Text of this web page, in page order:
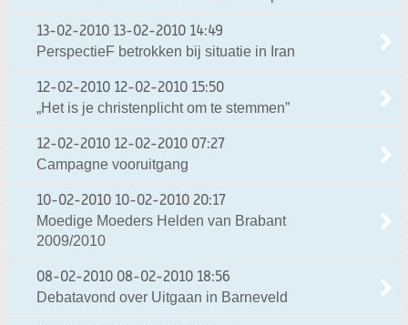
13-02-2010 13-02-2010 14:49
PerspectieF betrokken bij situatie in Iran
12-02-2010 12-02-2010 15:50
„Het is je christenplicht om te stemmen”
12-02-2010 12-02-2010 07:27
Campagne vooruitgang
10-02-2010 10-02-2010 20:17
Moedige Moeders Helden van Brabant
2009/2010
08-02-2010 08-02-2010 18:56
Debatavond over Uitgaan in Barneveld